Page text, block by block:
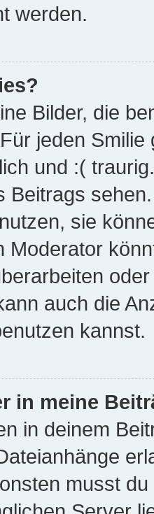
werden.
Bilder, die
jeden
und :(
Beitrags
sie
Moderator
auch die
kannst.
in meine
in deinem
musst